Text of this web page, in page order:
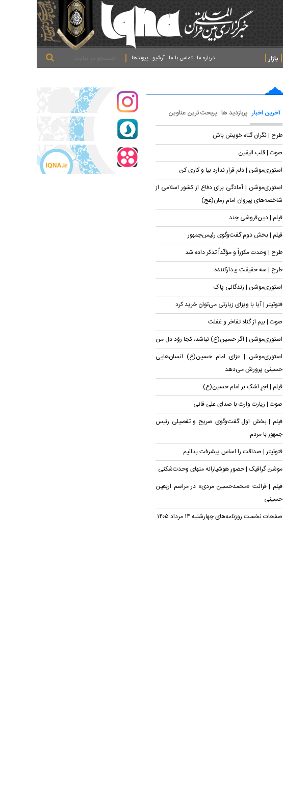
بازار
پیوندها آرشیو تماس با ما درباره ما
آخرین اخبار پربازدید ها پربحث ترین عناوین
طرح | نگران گناه خویش باش
صوت | قلب الیقین
استوری‌موشن | دلم قرار ندارد بیا و کاری کن
استوری‌موشن | آمادگی برای دفاع از کشور اسلامی از
شاخصه‌های پیروان امام زمان(عج)
فیلم | دین‌فروشی چند
فیلم | بخش دوم گفت‌وگوی رئیس‌جمهور
طرح | وحدت مکرّراً و مؤکّداً تذکر داده شد
طرح | سه حقیقتِ بیدارکننده
استوری‌موشن | زندگانی پاک
فتوتیتر | آیا با ویزای زیارتی می‌توان خرید کرد
صوت | بیم از گناه تفاخر و غفلت
استوری‌موشن | اگر حسین(ع) نباشد، کجا رَوَد دل من
استوری‌موشن | عزای امام حسین(ع) انسان‌هایی
حسینی پرورش می‌دهد
فیلم | اجرِ اشکِ بر امام حسین(ع)
صوت | زیارت وارث با صدای علی فانی
فیلم | بخش اول گفت‌وگوی صریح و تفصیلی رئیس
جمهور با مردم
فتوتیتر | صداقت را اساس پیشرفت بدانیم
موشن گرافیک | حضور هوشیارانه منهای وحدت‌شکنی
فیلم | قرائت «محمدحسین مردی» در مراسم اربعین
حسینی
صفحات نخست روزنامه‌های چهارشنبه ۱۴ مرداد ۱۴۰۵